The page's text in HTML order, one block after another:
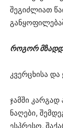
შეგიძლიათ
როგორ
კვერცხისა და
ჯამში
ნაღები,
ესპრესო,